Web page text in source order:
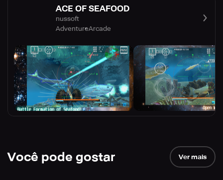
ACE OF SEAFOOD
nussoft
AdventureArcade
Você pode gostar Ver mais